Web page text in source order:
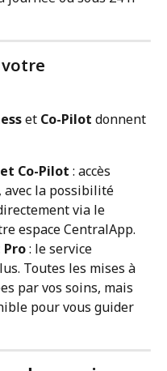
votre
et Co-Pilot donnent
Co-Pilot : accès
avec la possibilité
via le
espace CentralApp.
: le service
Toutes les mises à
par vos soins, mais
pour vous guider